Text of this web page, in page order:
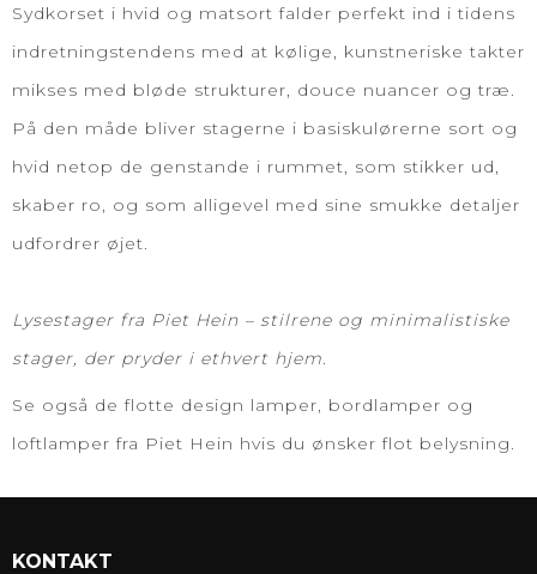
Sydkorset i hvid og matsort falder perfekt ind i tidens
indretningstendens med at kølige, kunstneriske takter
mikses med bløde strukturer, douce nuancer og træ.
På den måde bliver stagerne i basiskulørerne sort og
hvid netop de genstande i rummet, som stikker ud,
skaber ro, og som alligevel med sine smukke detaljer
udfordrer øjet.
Lysestager fra Piet Hein – stilrene og minimalistiske
stager, der pryder i ethvert hjem.
Se også de flotte design lamper, bordlamper og
loftlamper fra Piet Hein hvis du ønsker flot belysning.
KONTAKT